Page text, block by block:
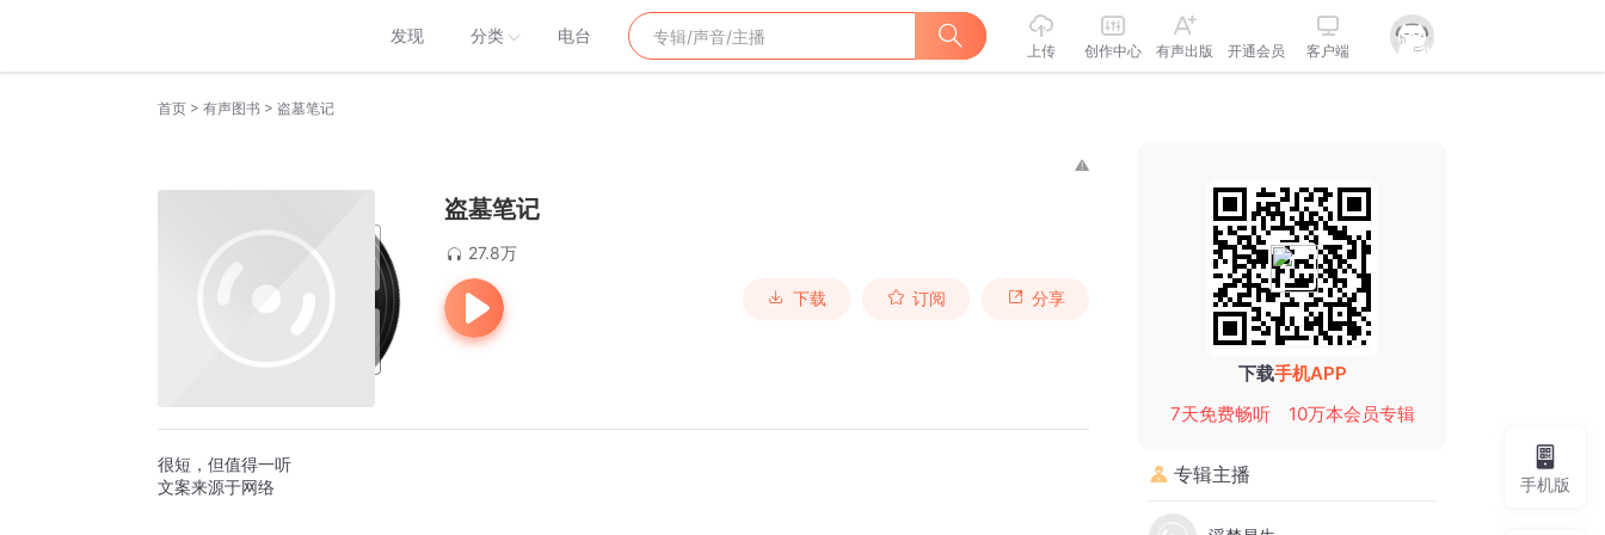
发现 分类 电台
上传 创作中心 有声出版 开通会员 客户端
首页 > 有声图书 > 盗墓笔记
盗墓笔记
27.8万
下载 订阅 分享
很短，但值得一听
文案来源于网络
下载手机APP
7天免费畅听
10万本会员专辑
专辑主播 手机版